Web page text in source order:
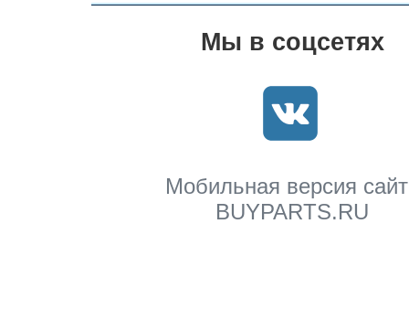
Мы в соцсетях
Мобильная версия
BUYPARTS.RU